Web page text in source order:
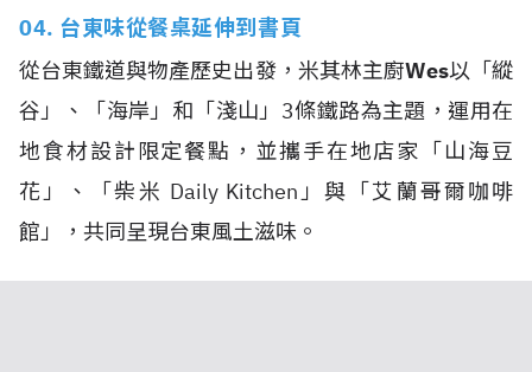
04. 台東味從餐桌延伸到書頁
從台東鐵道與物產歷史出發，米其林主廚Wes以「縱
谷」、「海岸」和「淺山」3條鐵路為主題，運用在
地食材設計限定餐點，並攜手在地店家「山海豆
花」、「柴米 Daily Kitchen」與「艾蘭哥爾咖啡
館」，共同呈現台東風土滋味。